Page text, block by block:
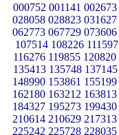
000752 001141
028058 028823
062773 067729
107514 108226
116276 119855
135413 135748
148990 153861
162180 163212
184327 195273
210614 210629
225242 225728